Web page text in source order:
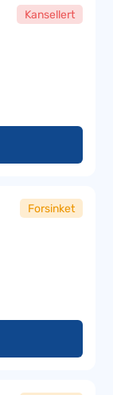
Kansellert
Forsinket